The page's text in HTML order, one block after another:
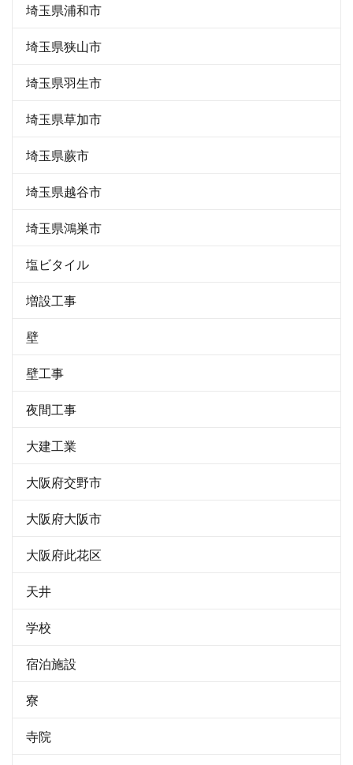
埼玉県浦和市
埼玉県狭山市
埼玉県羽生市
埼玉県草加市
埼玉県蕨市
埼玉県越谷市
埼玉県鴻巣市
塩ビタイル
増設工事
壁
壁工事
夜間工事
大建工業
大阪府交野市
大阪府大阪市
大阪府此花区
天井
学校
宿泊施設
寮
寺院